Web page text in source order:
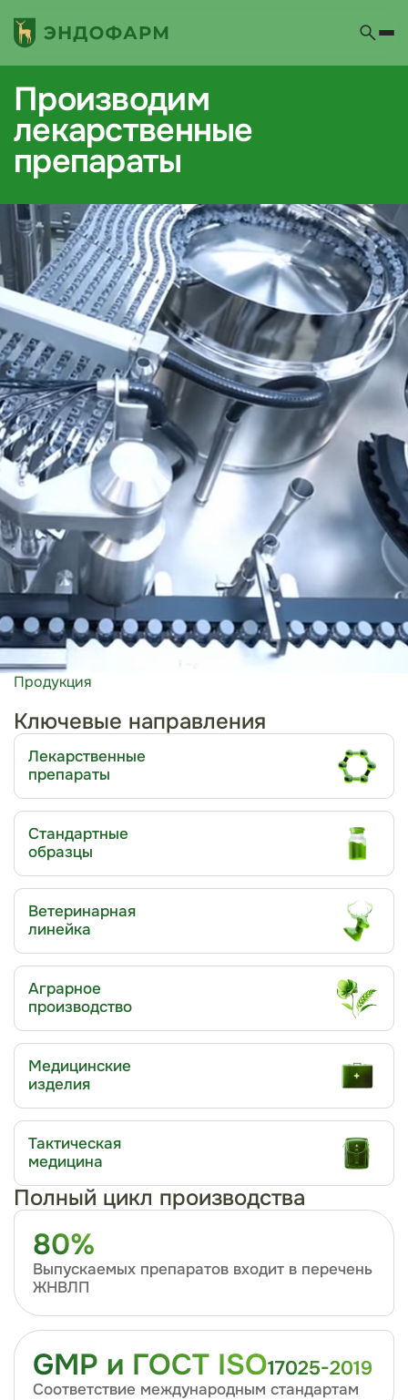
Производим
лекарственные
препараты
Продукция
Ключевые направления
Лекарственные
препараты
Стандартные
образцы
Ветеринарная
линейка
Аграрное
производство
Медицинские
изделия
Тактическая
медицина
Полный цикл производства
80%
Выпускаемых препаратов входит в перечень
ЖНВЛП
GMP и ГОСТ ISO17025-2019
Соответствие международным стандартам